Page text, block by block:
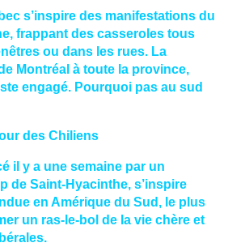
s’inspire des manifestations du
frappant des casseroles tous
ou dans les rues. La
Montréal à toute la province,
engagé. Pourquoi pas au sud
des Chiliens
il y a une semaine par un
de Saint-Hyacinthe, s’inspire
en Amérique du Sud, le plus
un ras-le-bol de la vie chère et